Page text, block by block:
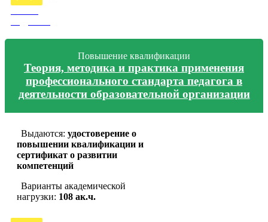
Повышение квалификации
Теория, методика и практика применения
профессионального стандарта педагога в
деятельности образовательной организации
Выдаются: удостоверение о
повышении квалификации и
сертификат о развитии
компетенций
Варианты академической
нагрузки: 108 ак.ч.